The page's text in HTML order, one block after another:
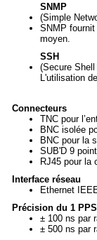
SNMP
(Simple
SNMP fournit
moyen.
SSH
(Secure
L'utilisation
Connecteurs
TNC pour
BNC isolée
BNC pour la
SUB'D 9
RJ45 pour la
Interface réseau
Ethernet
Précision du 1 PPS
± 100 ns par
± 500 ns par